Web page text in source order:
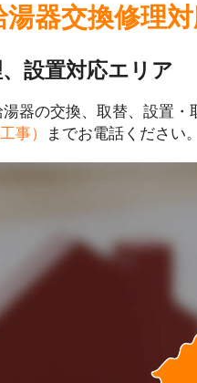
器交換修理
設置対応エリア
器の交換、取替、設置
事）
までお電話ください。